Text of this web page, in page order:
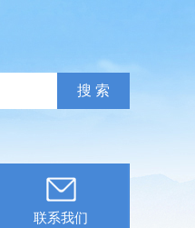
联系我们